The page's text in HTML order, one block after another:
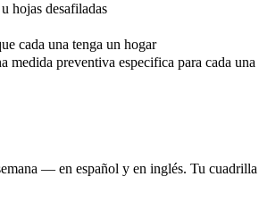
hojas desafiladas
cada una tenga un hogar
medida preventiva especifica para cada una
— en español y en inglés. Tu